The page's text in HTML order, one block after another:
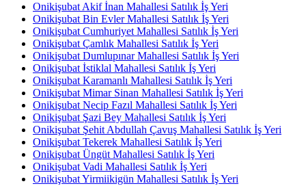
Onikişubat Akif İnan Mahallesi Satılık İş Yeri
Onikişubat Bin Evler Mahallesi Satılık İş Yeri
Onikişubat Cumhuriyet Mahallesi Satılık İş Yeri
Onikişubat Çamlık Mahallesi Satılık İş Yeri
Onikişubat Dumlupınar Mahallesi Satılık İş Yeri
Onikişubat İstiklal Mahallesi Satılık İş Yeri
Onikişubat Karamanlı Mahallesi Satılık İş Yeri
Onikişubat Mimar Sinan Mahallesi Satılık İş Yeri
Onikişubat Necip Fazıl Mahallesi Satılık İş Yeri
Onikişubat Şazi Bey Mahallesi Satılık İş Yeri
Onikişubat Şehit Abdullah Çavuş Mahallesi Satılık İş Yeri
Onikişubat Tekerek Mahallesi Satılık İş Yeri
Onikişubat Üngüt Mahallesi Satılık İş Yeri
Onikişubat Vadi Mahallesi Satılık İş Yeri
Onikişubat Yirmiikigün Mahallesi Satılık İş Yeri